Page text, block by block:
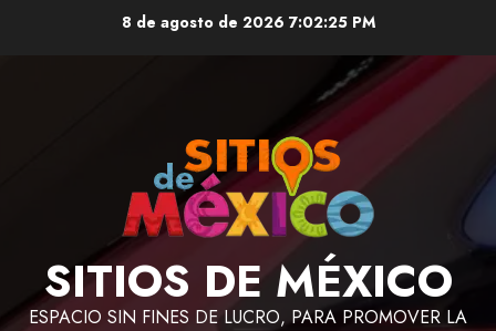
8 de agosto de 2026 7:02:26 PM
SITIOS DE MÉXICO
ESPACIO SIN FINES DE LUCRO, PARA PROMOVER LA